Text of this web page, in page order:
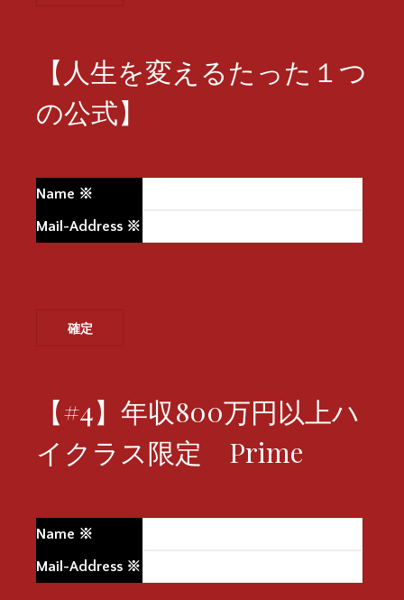
【人生を変えるたった１つ
の公式】
Name ※
Mail-Address ※
【#4】年収800万円以上ハ
イクラス限定 Prime
Name ※
Mail-Address ※